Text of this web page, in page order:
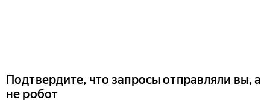
Подтвердите, что запросы отправляли вы, а
не робот